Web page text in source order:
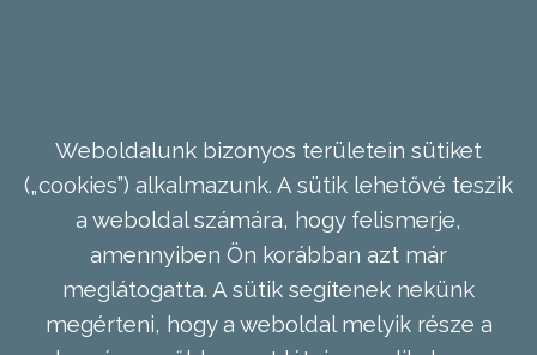
Weboldalunk bizonyos területein sütiket
(„cookies”) alkalmazunk. A sütik lehetővé teszik
a weboldal számára, hogy felismerje,
amennyiben Ön korábban azt már
meglátogatta. A sütik segítenek nekünk
megérteni, hogy a weboldal melyik része a